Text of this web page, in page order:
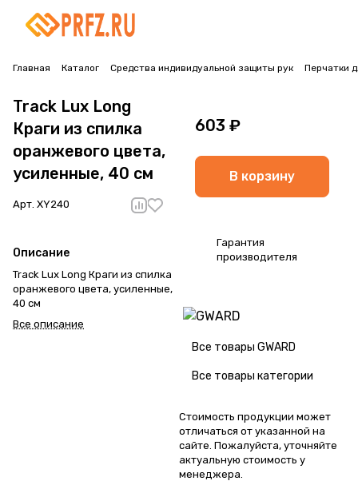
Главная Каталог Средства индивидуальной защиты рук Перчатки
Track Lux Long
Краги из спилка
оранжевого цвета,
усиленные, 40 см
Арт. XY240
Описание
Track Lux Long Краги из спилка
оранжевого цвета, усиленные,
40 см
Все описание
603 ₽
В корзину
Гарантия
производителя
Все товары GWARD
Все товары категории
Стоимость продукции может
отличаться от указанной на
сайте. Пожалуйста, уточняйте
актуальную стоимость у
менеджера.